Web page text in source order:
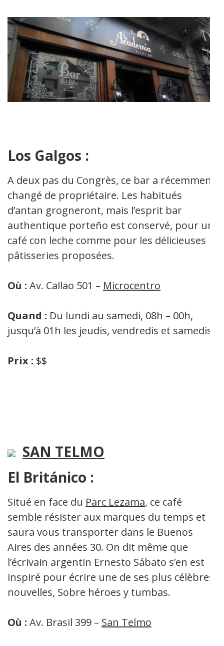
Los Galgos :
A deux pas du Congrès, ce bar a récemment
changé de propriétaire. Les habitués
d’antan grogneront, mais l’esprit bar
authentique porteño est conservé, pour un
café con leche comme pour les délicieuses
pâtisseries proposées.
Où : Av. Callao 501 – Microcentro
Quand : Du lundi au samedi, 08h – 00h,
jusqu’à 01h les jeudis, vendredis et samedis
Prix : $$
SAN TELMO
El Británico :
Situé en face du Parc Lezama, ce café
semble résister aux marques du temps et
saura vous transporter dans le Buenos
Aires des années 30. On dit même que
l’écrivain argentin Ernesto Sábato s’en est
inspiré pour écrire une de ses plus célèbres
nouvelles, Sobre héroes y tumbas.
Où : Av. Brasil 399 – San Telmo